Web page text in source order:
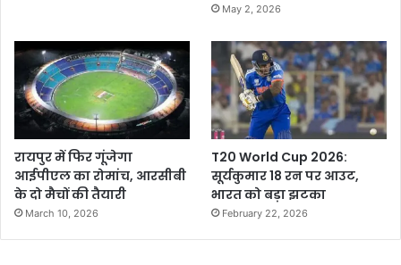
May 2, 2026
रायपुर में फिर गूंजेगा
आईपीएल का रोमांच, आरसीबी
के दो मैचों की तैयारी
March 10, 2026
T20 World Cup 2026:
सूर्यकुमार 18 रन पर आउट,
भारत को बड़ा झटका
February 22, 2026